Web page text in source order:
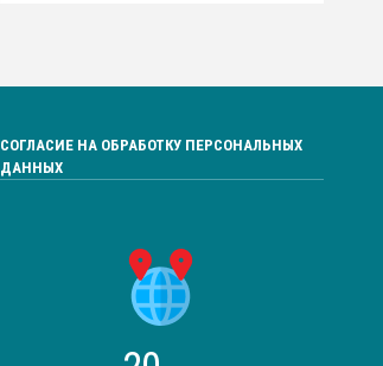
СОГЛАСИЕ НА ОБРАБОТКУ ПЕРСОНАЛЬНЫХ
ДАННЫХ